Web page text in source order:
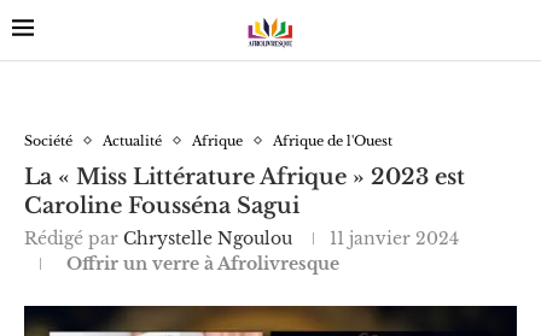
Société Actualité Afrique Afrique de l'Ouest
La « Miss Littérature Afrique » 2023 est
Caroline Fousséna Sagui
Rédigé par Chrystelle Ngoulou
11 janvier 2024
Offrir un verre à Afrolivresque